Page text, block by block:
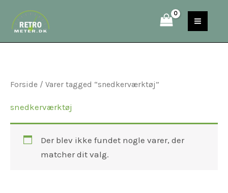
indholdet
e
a
Forside / Varer tagged “snedkerværktøj”
snedkerværktøj
Der blev ikke fundet nogle varer, der
matcher dit valg.